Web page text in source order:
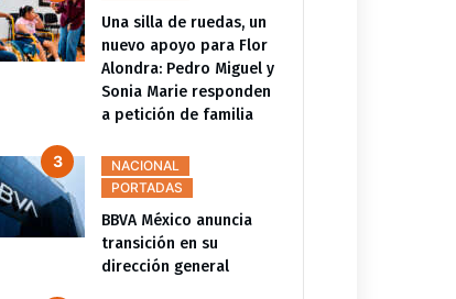
Una silla de ruedas, un
nuevo apoyo para Flor
Alondra: Pedro Miguel y
Sonia Marie responden
a petición de familia
NACIONAL
PORTADAS
BBVA México anuncia
transición en su
dirección general